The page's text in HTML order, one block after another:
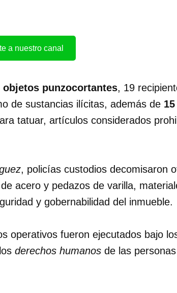
a nuestro canal
objetos punzocortantes, 19
de sustancias ilícitas, además de 15
tatuar, artículos considerados
, policías custodios decomisaron
acero y pedazos de varilla,
y gobernabilidad del inmueble.
operativos fueron ejecutados bajo
derechos humanos de las personas